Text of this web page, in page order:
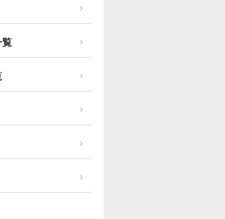
覧